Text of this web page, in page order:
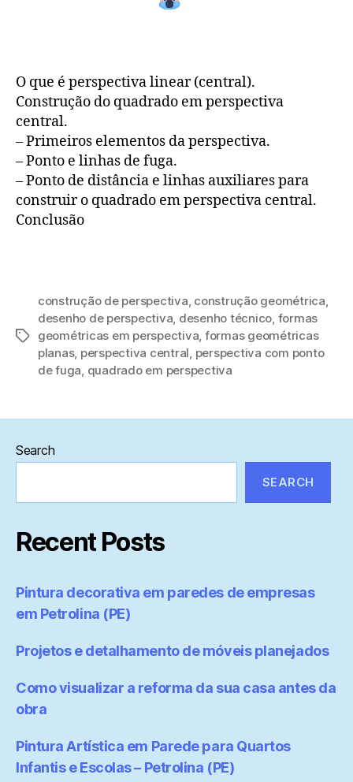
O que é perspectiva linear (central).
Construção do quadrado em perspectiva
central.
– Primeiros elementos da perspectiva.
– Ponto e linhas de fuga.
– Ponto de distância e linhas auxiliares para
construir o quadrado em perspectiva central.
Conclusão
Tags
construção de perspectiva, construção geométrica,
desenho de perspectiva, desenho técnico, formas
geométricas em perspectiva, formas geométricas
planas, perspectiva central, perspectiva com ponto
de fuga, quadrado em perspectiva
Search
SEARCH
Recent Posts
Pintura decorativa em paredes de empresas
em Petrolina (PE)
Projetos e detalhamento de móveis planejados
Como visualizar a reforma da sua casa antes da
obra
Pintura Artística em Parede para Quartos
Infantis e Escolas – Petrolina (PE)